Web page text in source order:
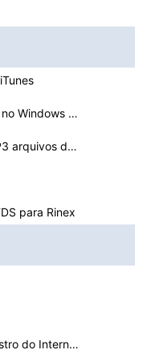
Como converter CD de áudio para MP3 no Windows XP
Como converter arquivos WMA para MP3 arquivos de áudio…
para Rinex
Software
Como corrigir as configurações do Registro do Interne…